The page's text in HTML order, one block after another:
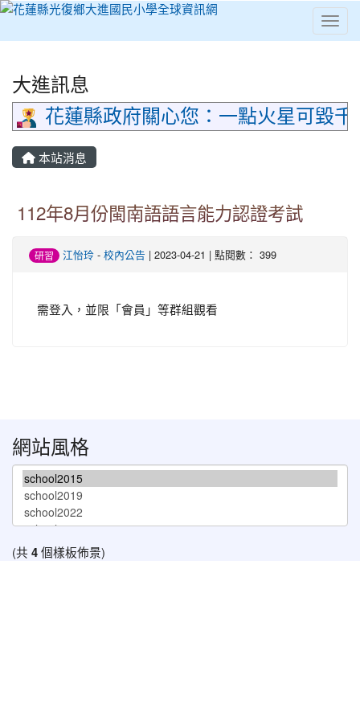
⏸
大進訊息
花蓮縣政府關心您：一點火星可毀
本站消息
112年8月份閩南語語言能力認證考試
研習 江怡玲 - 校內公告 | 2023-04-21 | 點閱數： 399
需登入，並限「會員」等群組觀看
網站風格
(共 4個樣板佈景)